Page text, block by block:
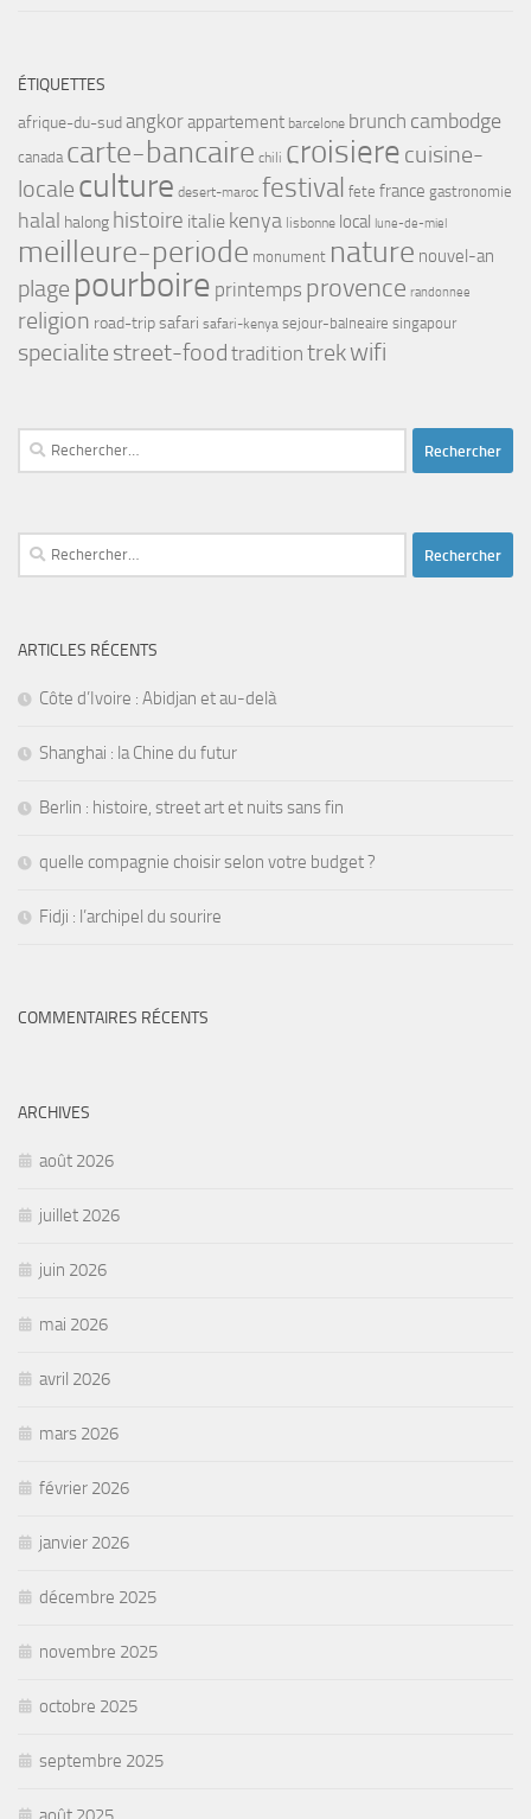
ÉTIQUETTES
afrique-du-sudangkorappartement barcelone brunch cambodge
canada carte-bancaire chili croisiere cuisine-
locale culture desert-maroc festival fete france gastronomie
halal halong histoire italie kenya lisbonne local lune-de-miel
meilleure-periode monument nature nouvel-an
plage pourboire printemps provence randonnee
religion road-tripsafari safari-kenya sejour-balneaire singapour
specialite street-food tradition trekwifi
Rechercher :
Rechercher :
ARTICLES RÉCENTS
Côte d’Ivoire : Abidjan et au-delà
Shanghai : la Chine du futur
Berlin : histoire, street art et nuits sans fin
quelle compagnie choisir selon votre budget ?
Fidji : l’archipel du sourire
COMMENTAIRES RÉCENTS
ARCHIVES
août 2026
juillet 2026
juin 2026
mai 2026
avril 2026
mars 2026
février 2026
janvier 2026
décembre 2025
novembre 2025
octobre 2025
septembre 2025